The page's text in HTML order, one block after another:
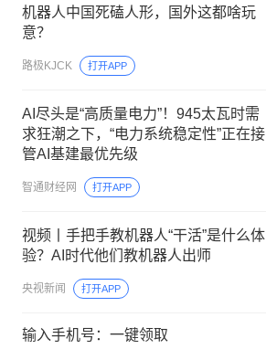
机器人中国死磕人形，国外这都啥玩
意？
路极KJCK 打开APP
AI尽头是“高质量电力”！945太瓦时需
求狂潮之下，“电力系统稳定性”正在接
管AI基建最优先级
智通财经网 打开APP
视频丨手把手教机器人“干活”是什么体
验？AI时代他们教机器人出师
央视新闻 打开APP
输入手机号：一键领取